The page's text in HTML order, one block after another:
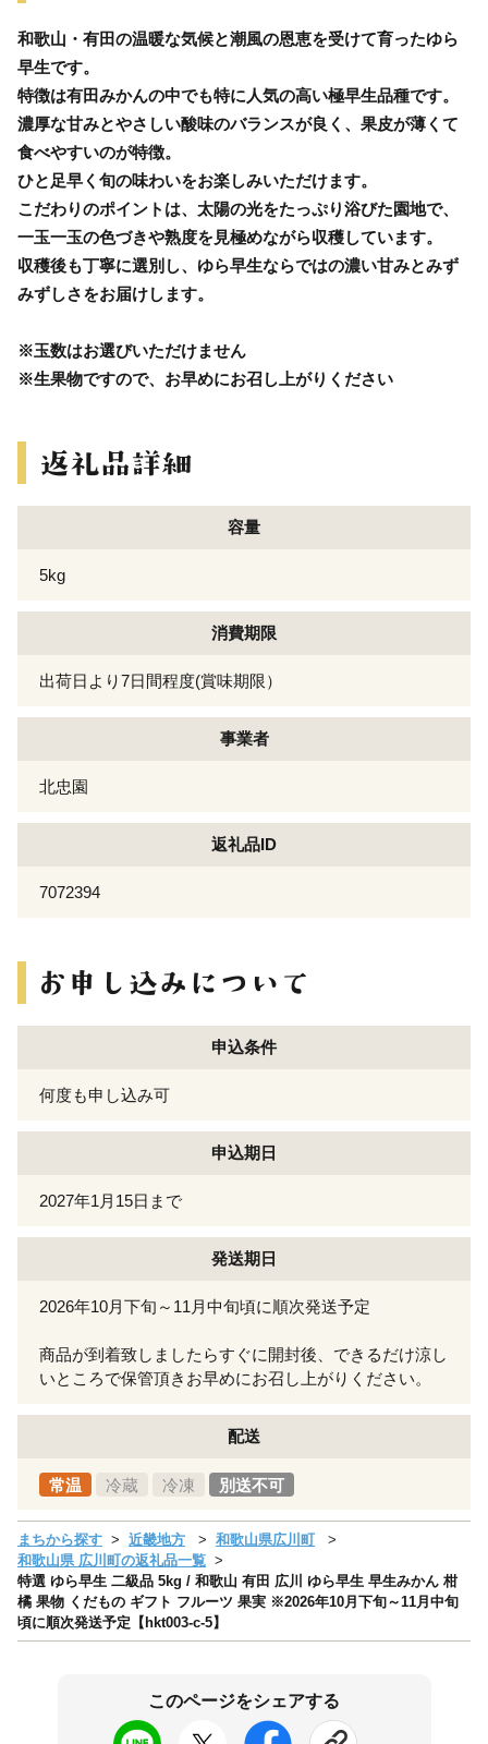
和歌山・有田の温暖な気候と潮風の恩恵を受けて育ったゆら
早生です。
特徴は有田みかんの中でも特に人気の高い極早生品種です。
濃厚な甘みとやさしい酸味のバランスが良く、果皮が薄くて
食べやすいのが特徴。
ひと足早く旬の味わいをお楽しみいただけます。
こだわりのポイントは、太陽の光をたっぷり浴びた園地で、
一玉一玉の色づきや熟度を見極めながら収穫しています。
収穫後も丁寧に選別し、ゆら早生ならではの濃い甘みとみず
みずしさをお届けします。
※玉数はお選びいただけません
※生果物ですので、お早めにお召し上がりください
容量
5kg
消費期限
出荷日より7日間程度(賞味期限）
事業者
北忠園
返礼品ID
7072394
申込条件
何度も申し込み可
申込期日
2027年1月15日まで
発送期日
2026年10月下旬～11月中旬頃に順次発送予定
商品が到着致しましたらすぐに開封後、できるだけ涼し
いところで保管頂きお早めにお召し上がりください。
配送
常温 冷蔵 冷凍 別送不可
まちから探す 近畿地方
和歌山県広川町
和歌山県 広川町の返礼品一覧
特選 ゆら早生 二級品 5kg / 和歌山 有田 広川 ゆら早生 早生みかん 柑
橘 果物 くだもの ギフト フルーツ 果実 ※2026年10月下旬～11月中旬
頃に順次発送予定【hkt003-c-5】
このページをシェアする